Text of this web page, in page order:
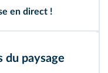
en direct !
du paysage